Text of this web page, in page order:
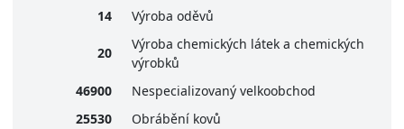
14
Výroba oděvů
20
Výroba chemických látek a chemických
výrobků
46900
Nespecializovaný velkoobchod
25530
Obrábění kovů